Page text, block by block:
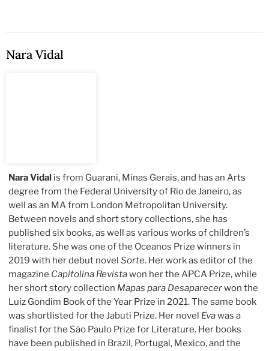
Nara Vidal
Nara Vidal is from Guarani, Minas Gerais, and has an Arts
degree from the Federal University of Rio de Janeiro, as
well as an MA from London Metropolitan University.
Between novels and short story collections, she has
published six books, as well as various works of children’s
literature. She was one of the Oceanos Prize winners in
2019 with her debut novelSorte. Her work as editor of the
magazine Capitolina Revistawon her the APCA Prize, while
her short story collection Mapas para Desaparecerwon the
Luiz Gondim Book of the Year Prize in 2021. The same book
was shortlisted for the Jabuti Prize. Her novel Evawas a
finalist for the São Paulo Prize for Literature. Her books
have been published in Brazil, Portugal, Mexico, and the